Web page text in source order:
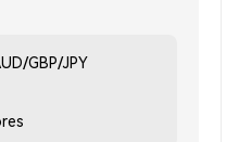
GBP/JPY